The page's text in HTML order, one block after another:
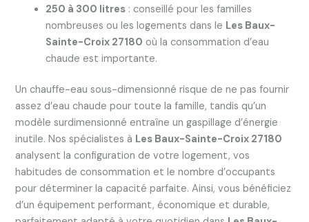
250 à 300 litres: conseillé pour les familles
nombreuses ou les logements dans le Les Baux-
Sainte-Croix 27180 où la consommation d’eau
chaude est importante.
Un chauffe-eau sous-dimensionné risque de ne pas fournir
assez d’eau chaude pour toute la famille, tandis qu’un
modèle surdimensionné entraîne un gaspillage d’énergie
inutile. Nos spécialistes à Les Baux-Sainte-Croix 27180
analysent la configuration de votre logement, vos
habitudes de consommation et le nombre d’occupants
pour déterminer la capacité parfaite. Ainsi, vous bénéficiez
d’un équipement performant, économique et durable,